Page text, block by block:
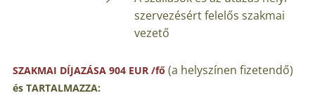
szervezésért felelős szakmai
vezető
SZAKMAI DÍJAZÁSA 904 EUR /fő (a helyszínen fizetendő)
és TARTALMAZZA: